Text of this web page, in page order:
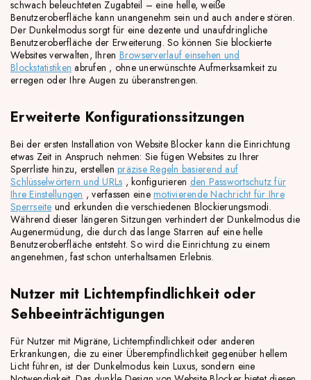
schwach beleuchteten Zugabteil – eine helle, weiße
Benutzeroberfläche kann unangenehm sein und auch andere stören.
Der Dunkelmodus sorgt für eine dezente und unaufdringliche
Benutzeroberfläche der Erweiterung. So können Sie blockierte
Websites verwalten, Ihren Browserverlauf einsehen und
Blockstatistiken abrufen , ohne unerwünschte Aufmerksamkeit zu
erregen oder Ihre Augen zu überanstrengen.
Erweiterte Konfigurationssitzungen
Bei der ersten Installation von Website Blocker kann die Einrichtung
etwas Zeit in Anspruch nehmen: Sie fügen Websites zu Ihrer
Sperrliste hinzu, erstellen präzise Regeln basierend auf
Schlüsselwörtern und URLs , konfigurieren den Passwortschutz für
Ihre Einstellungen , verfassen eine motivierende Nachricht für Ihre
Sperrseite und erkunden die verschiedenen Blockierungsmodi.
Während dieser längeren Sitzungen verhindert der Dunkelmodus die
Augenermüdung, die durch das lange Starren auf eine helle
Benutzeroberfläche entsteht. So wird die Einrichtung zu einem
angenehmen, fast schon unterhaltsamen Erlebnis.
Nutzer mit Lichtempfindlichkeit oder
Sehbeeinträchtigungen
Für Nutzer mit Migräne, Lichtempfindlichkeit oder anderen
Erkrankungen, die zu einer Überempfindlichkeit gegenüber hellem
Licht führen, ist der Dunkelmodus kein Luxus, sondern eine